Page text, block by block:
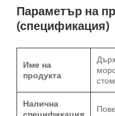
Параметър на
(спецификация)
Име на
продукта
Налична